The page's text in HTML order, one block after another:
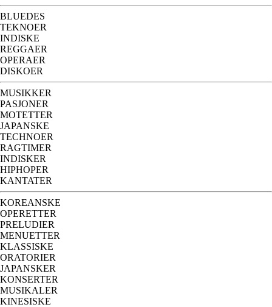
BLUEDES
TEKNOER
INDISKE
REGGAER
OPERAER
DISKOER
MUSIKKER
PASJONER
MOTETTER
JAPANSKE
TECHNOER
RAGTIMER
INDISKER
HIPHOPER
KANTATER
KOREANSKE
OPERETTER
PRELUDIER
MENUETTER
KLASSISKE
ORATORIER
JAPANSKER
KONSERTER
MUSIKALER
KINESISKE